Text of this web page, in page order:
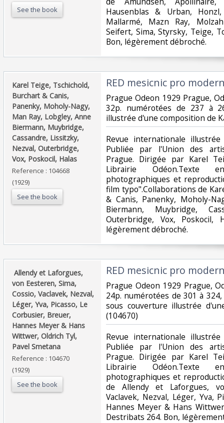
See the book
Hausenblas & Urban,
Mallarmé, Mazn Ray,
Seifert, Sima, Styrsky, Teige,
Bon, légèrement débroché. ‎
‎Karel Teige, Tschichold,
Burchart & Canis,
Panenky, Moholy-Nagy,
Man Ray, Lobgley, Anne
Biermann, Muybridge,
Cassandre, Lissitzky,
Nezval, Outerbridge,
Vox, Poskocil, Halas‎
Reference : 104668
(1929)
See the book
‎RED mesicnic pro
‎Prague Odeon 1929 Prague,
32p. numérotées de 237 à
illustrée d'une composition de
‎Revue internationale
Publiée par l'Union des
Prague. Dirigée par Karel
Librairie Odéon.Texte
photographiques et
film typo".Collaborations de
& Canis, Panenky, Moholy-
Biermann, Muybridge,
Outerbridge, Vox, Poskocil,
légèrement débroché. ‎
‎ Allendy et Laforgues,
von Eesteren, Sima,
Cossio, Vaclavek, Nezval,
Léger, Yva, Picasso, Le
Corbusier, Breuer,
Hannes Meyer & Hans
Wittwer, Oldrich Tyl,
Pavel Smetana‎
Reference : 104670
(1929)
See the book
‎RED mesicnic pro
‎Prague Odeon 1929 Prague,
24p. numérotées de 301 à
sous couverture illustrée
(104670) ‎
‎Revue internationale
Publiée par l'Union des
Prague. Dirigée par Karel
Librairie Odéon.Texte
photographiques et
de Allendy et Laforgues,
Vaclavek, Nezval, Léger, Yva,
Hannes Meyer & Hans
Destribats 264. Bon,